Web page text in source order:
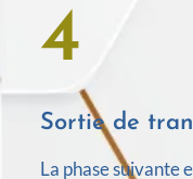
4
Sortie de
La phase suivante